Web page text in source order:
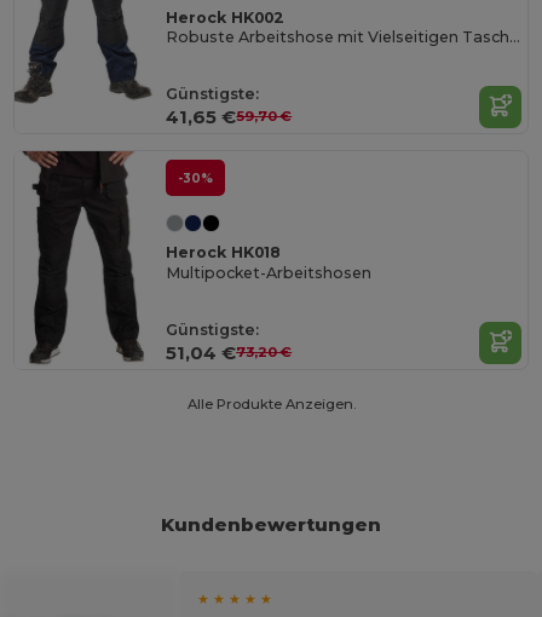
Herock HK002
Robuste Arbeitshose mit Vielseitigen Taschen
Günstigste:
41,65 €59,70 €
-30%
Herock HK018
Multipocket-Arbeitshosen
Günstigste:
51,04 €73,20 €
Alle Produkte Anzeigen.
Kundenbewertungen
★ ★ ★ ★ ★